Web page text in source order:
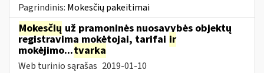
Pagrindinis: Mokesčių pakeitimai
Mokesčių už pramoninės nuosavybės objektų
registravimą mokėtojai, tarifai ir
mokėjimo...tvarka
Web turinio sąrašas 2019-01-10